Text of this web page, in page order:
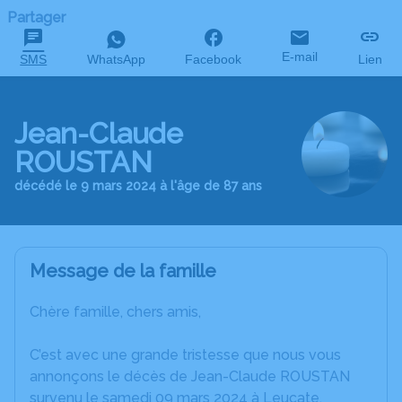
Partager
SMS WhatsApp Facebook E-mail Lien
Jean-Claude
ROUSTAN
décédé le 9 mars 2024 à l'âge de 87 ans
Message de la famille
Chère famille, chers amis,
C’est avec une grande tristesse que nous vous
annonçons le décès de Jean-Claude ROUSTAN
survenu le samedi 09 mars 2024 à Leucate.